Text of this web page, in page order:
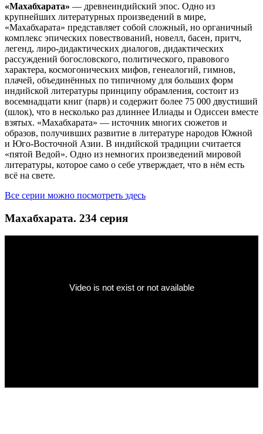
«Махабхарата» — древнеиндийский эпос. Одно из
крупнейших литературных произведений в мире,
«Махабхарата» представляет собой сложный, но органичный
комплекс эпических повествований, новелл, басен, притч,
легенд, лиро-дидактических диалогов, дидактических
рассуждений богословского, политического, правового
характера, космогонических мифов, генеалогий, гимнов,
плачей, объединённых по типичному для больших форм
индийской литературы принципу обрамления, состоит из
восемнадцати книг (парв) и содержит более 75 000 двустиший
(шлок), что в несколько раз длиннее Илиады и Одиссеи вместе
взятых. «Махабхарата» — источник многих сюжетов и
образов, получивших развитие в литературе народов Южной
и Юго-Восточной Азии. В индийской традиции считается
«пятой Ведой». Одно из немногих произведений мировой
литературы, которое само о себе утверждает, что в нём есть
всё на свете.
Все серии можно посмотреть здесь
Махабхарата. 234 серия